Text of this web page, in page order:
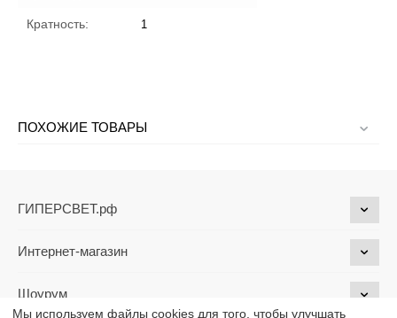
Кратность: 1
ПОХОЖИЕ ТОВАРЫ
ГИПЕРСВЕТ.рф
Интернет-магазин
Шоурум
Мы используем файлы cookies для того, чтобы улучшать